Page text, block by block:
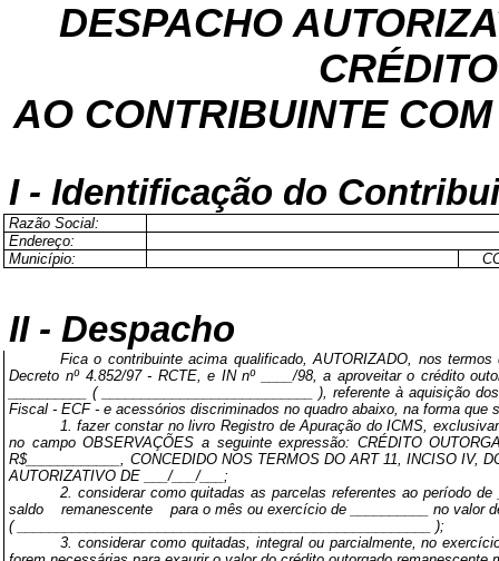
DESPACHO
AO CONTRIBUINTE
I - Identificação do
Razão Social:
Endereço:
Município:
II - Despacho
Fica o contribuinte acima qualificado, AUTORIZADO, nos
Decreto nº 4.852/97 - RCTE, e IN nº ____/98, a aproveitar o crédito
__________ ( ___________________________ ), referente à aquisição
Fiscal - ECF - e acessórios discriminados no quadro abaixo, na forma que
1. fazer constar no livro Registro de Apuração do ICMS,
no campo OBSERVAÇÕES a seguinte expressão: CRÉDITO
R$____________, CONCEDIDO NOS TERMOS DO ART 11, INCISO IV,
AUTORIZATIVO DE ___/___/___;
2. considerar como quitadas as parcelas referentes ao período de
saldo
remanescente
para o mês ou exercício de __________ no valor
( _____________________________________________________ );
3. considerar como quitadas, integral ou parcialmente, no